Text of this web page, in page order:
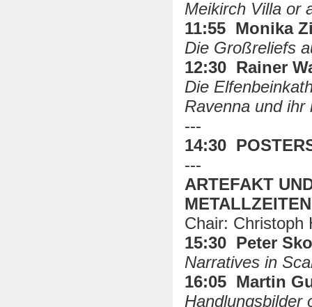
Meikirch Villa or
11:55 Monika
Die Großreliefs
12:30 Rainer
Die
Ravenna und ihr
---
14:30
---
ARTEFAKT
Chair: Christoph
15:30 Peter
Narratives in
16:05 Martin
Handlungsbilder